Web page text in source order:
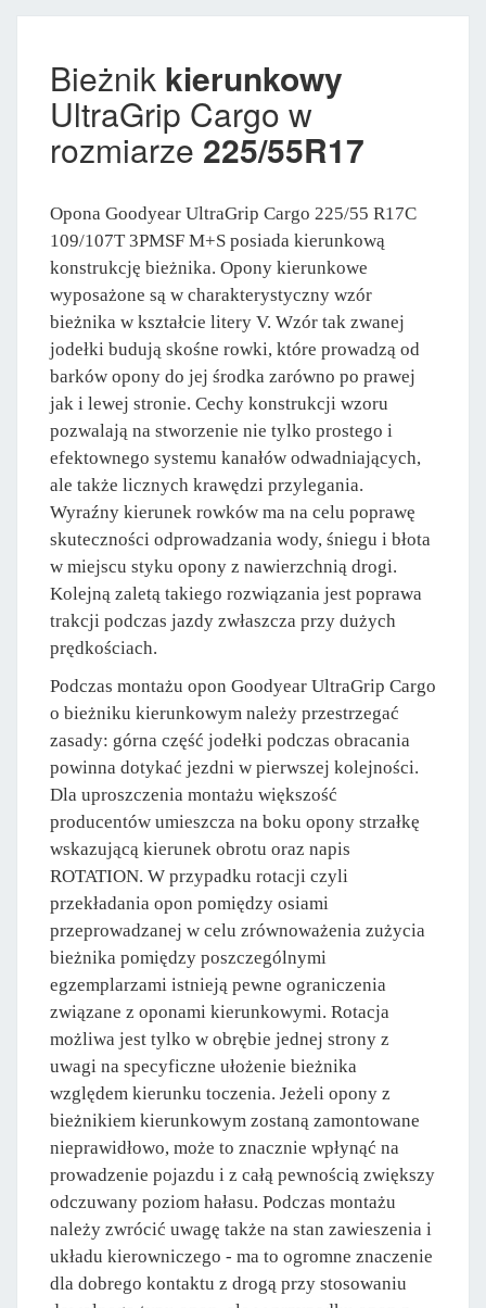
Bieżnik kierunkowy
UltraGrip Cargo w
rozmiarze 225/55R17
Opona Goodyear UltraGrip Cargo 225/55 R17C
109/107T 3PMSF M+S posiada kierunkową
konstrukcję bieżnika. Opony kierunkowe
wyposażone są w charakterystyczny wzór
bieżnika w kształcie litery V. Wzór tak zwanej
jodełki budują skośne rowki, które prowadzą od
barków opony do jej środka zarówno po prawej
jak i lewej stronie. Cechy konstrukcji wzoru
pozwalają na stworzenie nie tylko prostego i
efektownego systemu kanałów odwadniających,
ale także licznych krawędzi przylegania.
Wyraźny kierunek rowków ma na celu poprawę
skuteczności odprowadzania wody, śniegu i błota
w miejscu styku opony z nawierzchnią drogi.
Kolejną zaletą takiego rozwiązania jest poprawa
trakcji podczas jazdy zwłaszcza przy dużych
prędkościach.
Podczas montażu opon Goodyear UltraGrip Cargo
o bieżniku kierunkowym należy przestrzegać
zasady: górna część jodełki podczas obracania
powinna dotykać jezdni w pierwszej kolejności.
Dla uproszczenia montażu większość
producentów umieszcza na boku opony strzałkę
wskazującą kierunek obrotu oraz napis
ROTATION. W przypadku rotacji czyli
przekładania opon pomiędzy osiami
przeprowadzanej w celu zrównoważenia zużycia
bieżnika pomiędzy poszczególnymi
egzemplarzami istnieją pewne ograniczenia
związane z oponami kierunkowymi. Rotacja
możliwa jest tylko w obrębie jednej strony z
uwagi na specyficzne ułożenie bieżnika
względem kierunku toczenia. Jeżeli opony z
bieżnikiem kierunkowym zostaną zamontowane
nieprawidłowo, może to znacznie wpłynąć na
prowadzenie pojazdu i z całą pewnością zwiększy
odczuwany poziom hałasu. Podczas montażu
należy zwrócić uwagę także na stan zawieszenia i
układu kierowniczego - ma to ogromne znaczenie
dla dobrego kontaktu z drogą przy stosowaniu